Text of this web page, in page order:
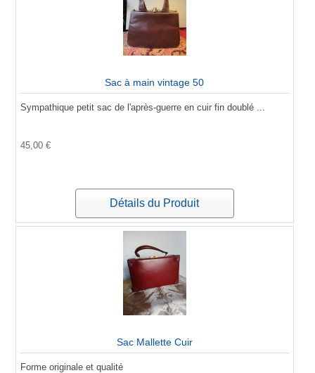
Sac à main vintage 50
Sympathique petit sac de l'après-guerre en cuir fin doublé ...
45,00 €
Détails du Produit
Sac Mallette Cuir
Forme originale et qualité